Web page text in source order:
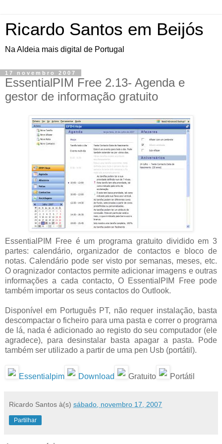
Ricardo Santos em Beijós
Na Aldeia mais digital de Portugal
17 novembro 2007
EssentialPIM Free 2.13- Agenda e
gestor de informação gratuito
EssentialPIM Free é um programa gratuito dividido em 3
partes: calendário, organizador de contactos e bloco de
notas. Calendário pode ser visto por semanas, meses, etc.
O oragnizador contactos permite adicionar imagens e outras
informações a cada contacto, O EssentialPIM Free pode
também importar os seus contactos do Outlook.
Disponível em Português PT, não requer instalação, basta
descompactar o ficheiro para uma pasta e correr o programa
de lá, nada é adicionado ao registo do seu computador (ele
agradece), para desinstalar basta apagar a pasta. Pode
também ser utilizado a partir de uma pen Usb (portátil).
Essentialpim Download Gratuito Portátil
Ricardo Santos à(s) sábado, novembro 17, 2007
Partilhar